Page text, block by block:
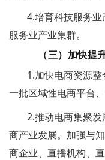
4.培育科技服务
服务业产业集群。
（三）加快提
1.加快电商资源
一批区域性电商平台
2.推动电商集聚
商产业发展。加强与
商企业、直播机构、